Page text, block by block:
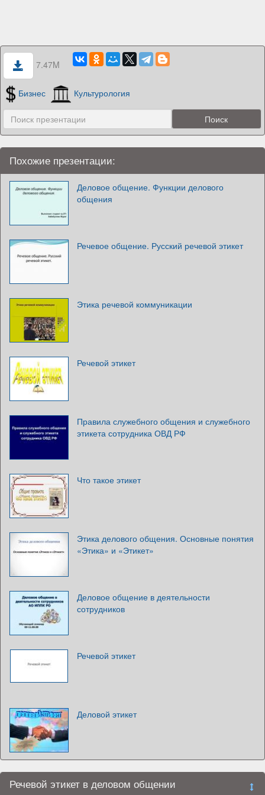
7.47M
Бизнес Культурология
Похожие презентации:
Деловое общение. Функции делового
общения
Речевое общение. Русский речевой этикет
Этика речевой коммуникации
Речевой этикет
Правила служебного общения и служебного
этикета сотрудника ОВД РФ
Что такое этикет
Этика делового общения. Основные понятия
«Этика» и «Этикет»
Деловое общение в деятельности
сотрудников
Речевой этикет
Деловой этикет
Речевой этикет в деловом общении